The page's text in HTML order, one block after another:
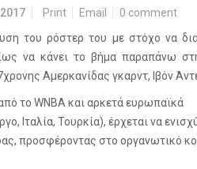
2017 Print Email 0 comment
του ρόστερ του με στόχο να
να κάνει το βήμα παραπάνω
Αμερκανίδας γκαρντ, Ιβόν
το WNBA και αρκετά ευρωπαϊκά
Ιταλία, Τουρκία), έρχεται να
προσφέροντας στο οργανωτικό